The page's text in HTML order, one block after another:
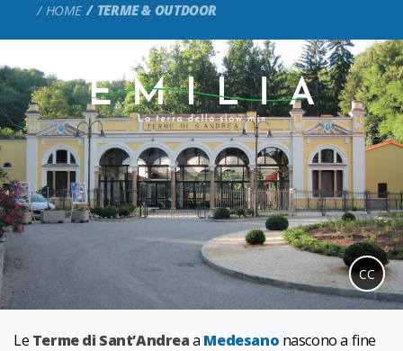
HOME TERME & OUTDOOR
CC
Le Terme di Sant’Andreaa Medesano nascono a fine